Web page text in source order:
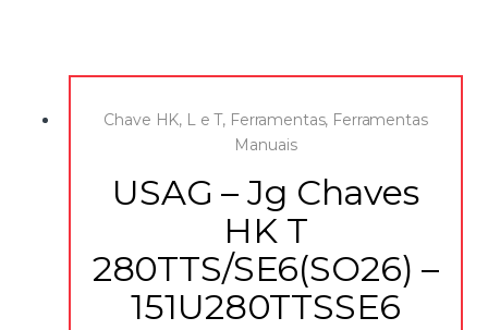
Chave HK, L e T, Ferramentas, Ferramentas
Manuais
USAG – Jg Chaves
HK T
280TTS/SE6(SO26) –
151U280TTSSE6